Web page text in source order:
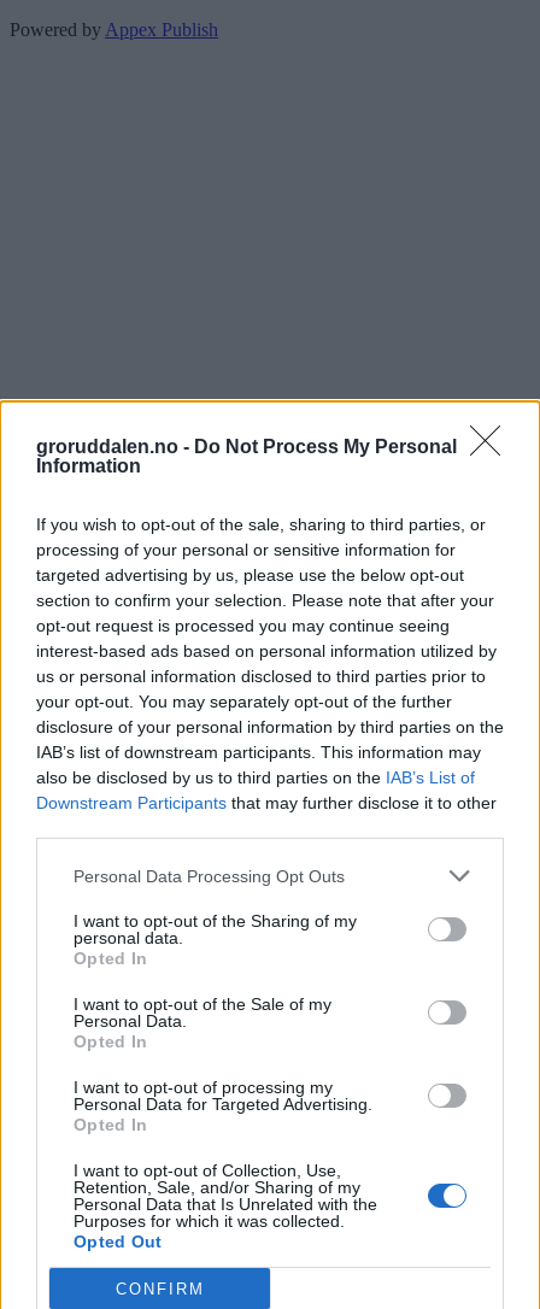
groruddalen.no - Do Not Process My Personal
Information
If you wish to opt-out of the sale, sharing to third parties, or
processing of your personal or sensitive information for
targeted advertising by us, please use the below opt-out
section to confirm your selection. Please note that after your
opt-out request is processed you may continue seeing
interest-based ads based on personal information utilized by
us or personal information disclosed to third parties prior to
your opt-out. You may separately opt-out of the further
disclosure of your personal information by third parties on the
IAB’s list of downstream participants. This information may
also be disclosed by us to third parties on the IAB’s List of
Downstream Participants that may further disclose it to other
Personal Data Processing Opt Outs
I want to opt-out of the Sharing of my
personal data.
Opted In
I want to opt-out of the Sale of my
Personal Data.
Opted In
I want to opt-out of processing my
Personal Data for Targeted Advertising.
Opted In
I want to opt-out of Collection, Use,
Retention, Sale, and/or Sharing of my
Personal Data that Is Unrelated with the
Purposes for which it was collected.
Opted Out
CONFIRM
Powered by Appex Publish